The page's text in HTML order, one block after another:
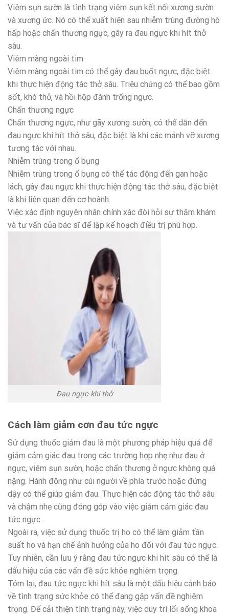
Viêm sụn sườn là tình trạng viêm sụn kết nối xương sườn
và xương ức. Nó có thể xuất hiện sau nhiễm trùng đường hô
hấp hoặc chấn thương ngực, gây ra đau ngực khi hít thở
sâu.
Viêm màng ngoài tim
Viêm màng ngoài tim có thể gây đau buốt ngực, đặc biệt
khi thực hiện động tác thở sâu. Triệu chứng có thể bao gồm
sốt, khó thở, và hồi hộp đánh trống ngực.
Chấn thương ngực
Chấn thương ngực, như gãy xương sườn, có thể dẫn đến
đau ngực khi hít thở sâu, đặc biệt là khi các mảnh vỡ xương
tương tác với nhau.
Nhiễm trùng trong ổ bụng
Nhiễm trùng trong ổ bụng có thể tác động đến gan hoặc
lách, gây đau ngực khi thực hiện động tác thở sâu, đặc biệt
là khi liên quan đến cơ hoành.
Việc xác định nguyên nhân chính xác đòi hỏi sự thăm khám
và tư vấn của bác sĩ để lập kế hoạch điều trị phù hợp.
Đau ngực khi thở
Cách làm giảm cơn đau tức ngực
Sử dụng thuốc giảm đau là một phương pháp hiệu quả để
giảm cảm giác đau trong các trường hợp nhẹ như đau ở
ngực, viêm sụn sườn, hoặc chấn thương ở ngực không quá
nặng. Hành động như cúi người về phía trước hoặc đứng
dậy có thể giúp giảm đau. Thực hiện các động tác thở sâu
và chậm nhẹ cũng đóng góp vào việc giảm cảm giác đau
tức ngực.
Ngoài ra, việc sử dụng thuốc trị ho có thể làm giảm tần
suất ho và hạn chế ảnh hưởng của ho đối với đau tức ngực.
Tuy nhiên, cần lưu ý rằng đau tức ngực khi hít sâu có thể là
dấu hiệu của các vấn đề sức khỏe nghiêm trọng.
Tóm lại, đau tức ngực khi hít sâu là một dấu hiệu cảnh báo
về tình trạng sức khỏe có thể đang gặp vấn đề nghiêm
trọng. Để cải thiện tình trạng này, việc duy trì lối sống khoa